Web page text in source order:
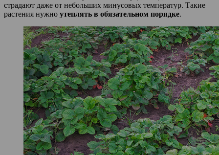
страдают даже от небольших минусовых температур. Такие
растения нужно утеплять в обязательном порядке.